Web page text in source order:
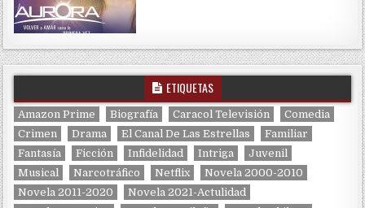
ETIQUETAS
Amazon Prime Biografía Caracol Televisión
Comedia
Crimen
Drama El Canal De Las Estrellas
Familiar
Fantasía
Ficción Infidelidad Intriga
Juvenil
Musical
Narcotráfico Netflix
Novela 2000-2010
Novela 2011-2020
Novela 2021-Actulidad